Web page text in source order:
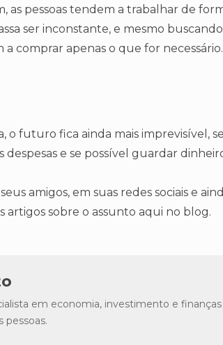
as pessoas tendem a trabalhar de
ser inconstante, e mesmo
a comprar apenas o que for necessário.
o futuro fica ainda mais imprevisível,
e se possível guardar
amigos, em suas redes sociais e
artigos sobre o assunto aqui no blog.
em economia, investimento e finanças
pessoas.